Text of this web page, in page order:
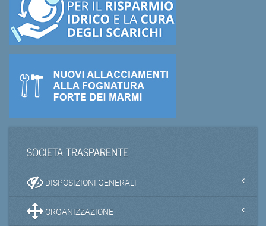
SOCIETA TRASPARENTE
DISPOSIZIONI GENERALI
ORGANIZZAZIONE